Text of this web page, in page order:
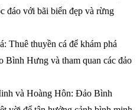
đáo với bãi biển đẹp và rừng
Thuê thuyền cá để khám phá
Bình Hưng và tham quan các đảo
và Hoàng Hôn: Đảo Bình